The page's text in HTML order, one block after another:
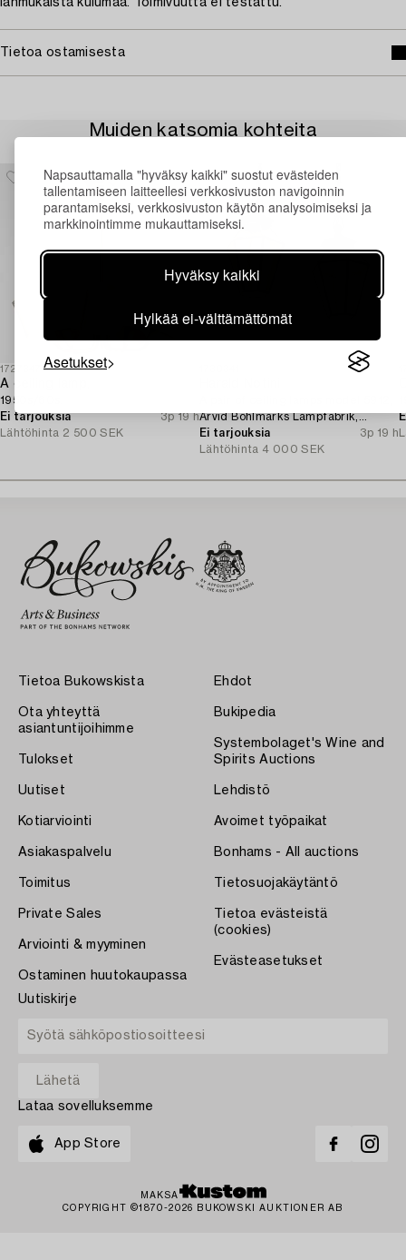
Napsauttamalla "hyväksy kaikki" suostut evästeiden
tallentamiseen laitteellesi verkkosivuston navigoinnin
parantamiseksi, verkkosivuston käytön analysoimiseksi ja
markkinointimme mukauttamiseksi.
Hyväksy kaikki
Hylkää ei-välttämättömät
Asetukset
Iänmukaista kulumaa. Toimivuutta ei testattu.
Tietoa ostamisesta
Muiden katsomia kohteita
1727347
A ceiling lamp,
1950s/60s.
Ei tarjouksia
3p 19 h
Lähtöhinta 2 500 SEK
Arvid Böhlmarks Lampfabrik,
Stockholm, 1920s.
Ei tarjouksia
3p 19 h
Lähtöhinta 4 000 SEK
Tietoa Bukowskista
Ota yhteyttä
asiantuntijoihimme
Tulokset
Uutiset
Kotiarviointi
Asiakaspalvelu
Toimitus
Private Sales
Arviointi & myyminen
Ostaminen huutokaupassa
Ehdot
Bukipedia
Systembolaget's Wine and
Spirits Auctions
Lehdistö
Avoimet työpaikat
Bonhams - All auctions
Tietosuojakäytäntö
Tietoa evästeistä
(cookies)
Evästeasetukset
Uutiskirje
Lataa sovelluksemme
App Store
MAKSA
COPYRIGHT ©1870-2026 BUKOWSKI AUKTIONER AB